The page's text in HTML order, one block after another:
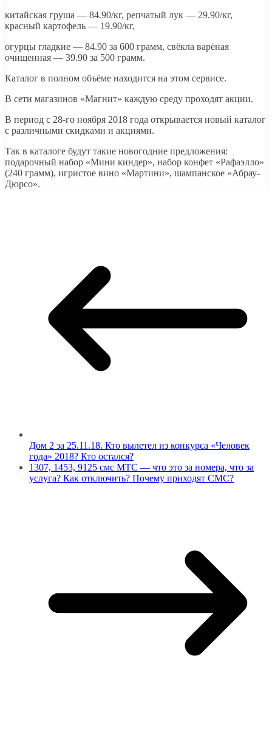
китайская груша — 84.90/кг, репчатый лук — 29.90/кг,
красный картофель — 19.90/кг,
огурцы гладкие — 84.90 за 600 грамм, свёкла варёная
очищенная — 39.90 за 500 грамм.
Каталог в полном объёме находится на этом сервисе.
В сети магазинов «Магнит» каждую среду проходят акции.
В период с 28-го ноября 2018 года открывается новый каталог
с различными скидками и акциями.
Так в каталоге будут такие новогодние предложения:
подарочный набор «Мини киндер», набор конфет «Рафаэлло»
(240 грамм), игристое вино «Мартини», шампанское «Абрау-
Дюрсо».
Дом 2 за 25.11.18. Кто вылетел из конкурса «Человек
года» 2018? Кто остался?
1307, 1453, 9125 смс МТС — что это за номера, что за
услуга? Как отключить? Почему приходят СМС?